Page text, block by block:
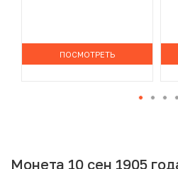
ПОСМОТРЕТЬ
Монета 10 сен 1905